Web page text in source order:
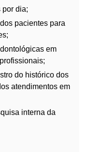
por dia;
pacientes para
em
do histórico dos
atendimentos em
interna da